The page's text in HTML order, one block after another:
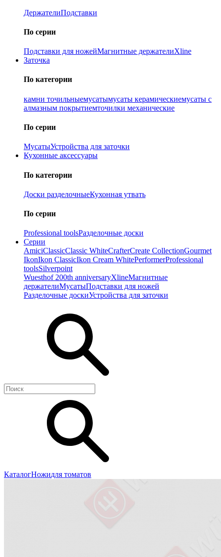
ДержателиПодставки
По серии
Подставки для ножейМагнитные держателиXline
Заточка
По категории
камни точильныемусатымусаты керамическиемусаты с
алмазным покрытиемточилки механические
По серии
МусатыУстройства для заточки
Кухонные аксессуары
По категории
Доски разделочныеКухонная утвать
По серии
Professional toolsРазделочные доски
Серии
AmiciClassicClassic WhiteCrafterCreate CollectionGourmet
IkonIkon ClassiсIkon Cream WhitePerformerProfessional
toolsSilverpoint
Wuesthof 200th anniversaryXlineМагнитные
держателиМусатыПодставки для ножей
Разделочные доскиУстройства для заточки
КаталогНожидля томатов